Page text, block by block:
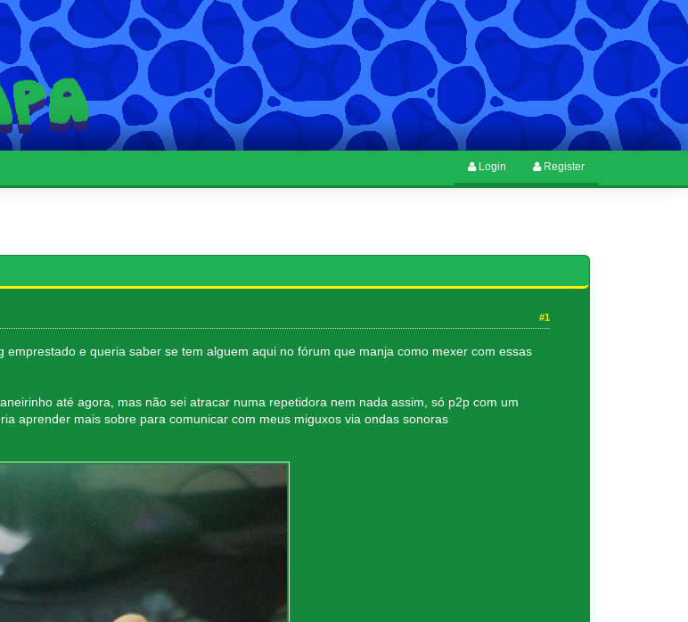
Register
Login
#1
emprestado e queria saber se tem alguem aqui no fórum que manja como mexer com essas
até agora, mas não sei atracar numa repetidora nem nada assim, só p2p com um
aprender mais sobre para comunicar com meus miguxos via ondas sonoras